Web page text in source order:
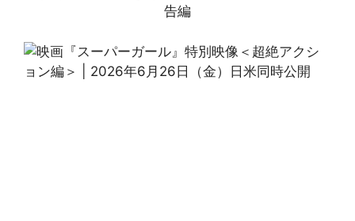
告編